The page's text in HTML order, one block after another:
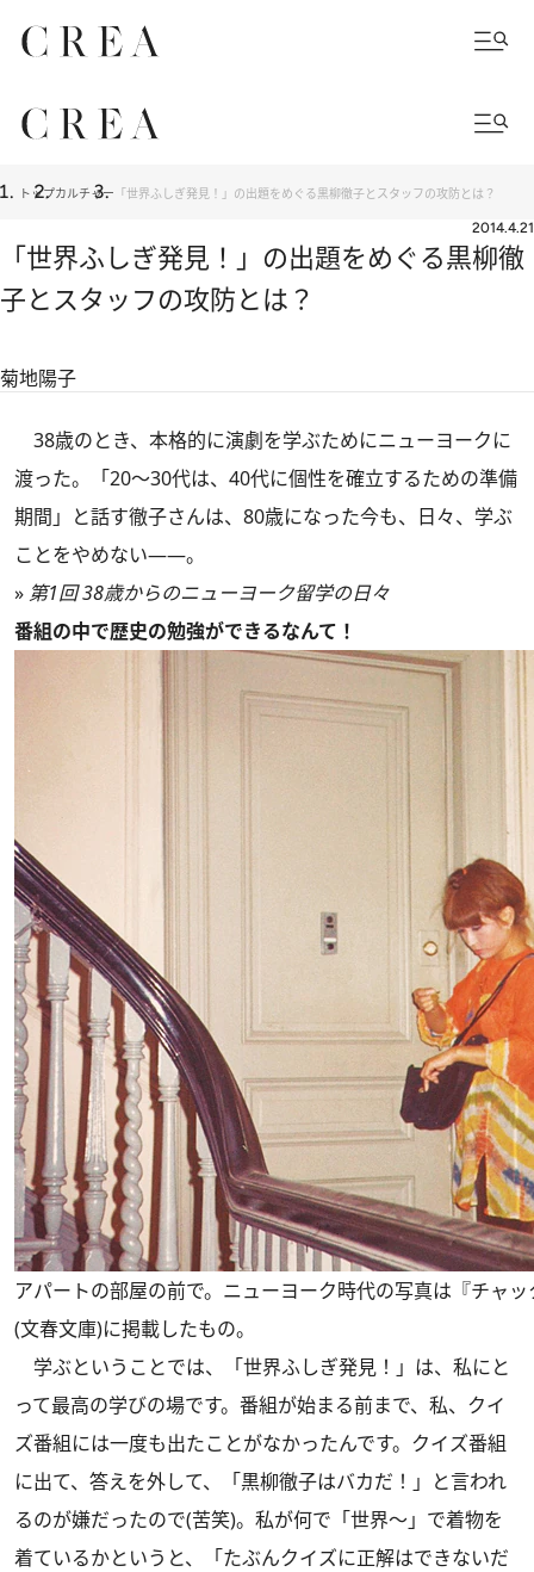
トップカルチャー 「世界ふしぎ発見！」の出題をめぐる黒柳徹子とスタッフの攻防とは？
2014.4.21
「世界ふしぎ発見！」の出題をめぐる黒柳徹
子とスタッフの攻防とは？
菊地陽子
38歳のとき、本格的に演劇を学ぶためにニューヨークに
渡った。「20～30代は、40代に個性を確立するための準備
期間」と話す徹子さんは、80歳になった今も、日々、学ぶ
ことをやめない――。
» 第1回 38歳からのニューヨーク留学の日々
番組の中で歴史の勉強ができるなんて！
アパートの部屋の前で。ニューヨーク時代の写真は『チャ
(文春文庫)に掲載したもの。
学ぶということでは、「世界ふしぎ発見！」は、私にと
って最高の学びの場です。番組が始まる前まで、私、クイ
ズ番組には一度も出たことがなかったんです。クイズ番組
に出て、答えを外して、「黒柳徹子はバカだ！」と言われ
るのが嫌だったので(苦笑)。私が何で「世界～」で着物を
着ているかというと、「たぶんクイズに正解はできないだ